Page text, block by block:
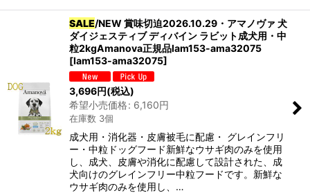
SALE/NEW 賞味切迫2026.10.29・アマノヴァ 犬
ダイジェスティブ ディバイン ラビット成犬用・中
粒2kgAmanova正規品lam153-ama32075
[lam153-ama32075]
3,696円(税込)
希望小売価格: 6,160円
在庫数 3個
成犬用・消化器・皮膚被毛に配慮・ グレインフリ
ー・中粒ドッグフード新鮮なウサギ肉のみを使用
し、成犬、皮膚や消化に配慮して設計された、成
犬向けのグレインフリー中粒フードです。新鮮な
ウサギ肉のみを使用し、…